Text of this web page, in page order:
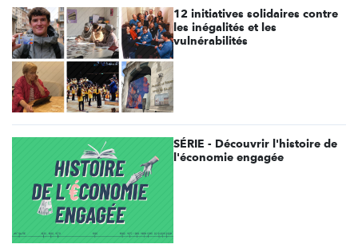
12 initiatives solidaires contre
les inégalités et les
vulnérabilités
SÉRIE - Découvrir l'histoire de
l'économie engagée